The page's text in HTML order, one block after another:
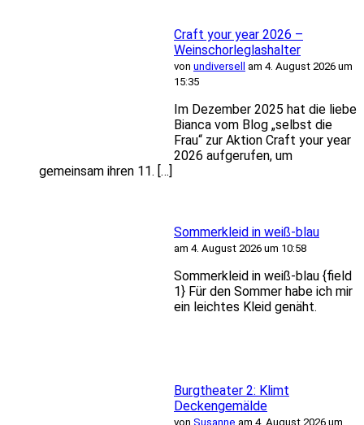
Craft your year 2026 –
Weinschorleglashalter
von undiversell
am 4. August 2026 um
15:35
Im Dezember 2025 hat die liebe
Bianca vom Blog „selbst die
Frau“ zur Aktion Craft your year
2026 aufgerufen, um
gemeinsam ihren 11. […]
Sommerkleid in weiß-blau
am 4. August 2026 um 10:58
Sommerkleid in weiß-blau {field
1} Für den Sommer habe ich mir
ein leichtes Kleid genäht.
Burgtheater 2: Klimt
Deckengemälde
von Susanne am 4. August 2026 um